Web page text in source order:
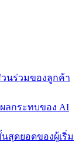
นร่วมของลูกค้า
ลกระทบของ AI
สุดยอดของผู้เริ่ม